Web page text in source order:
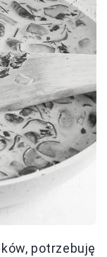
potrzebuję